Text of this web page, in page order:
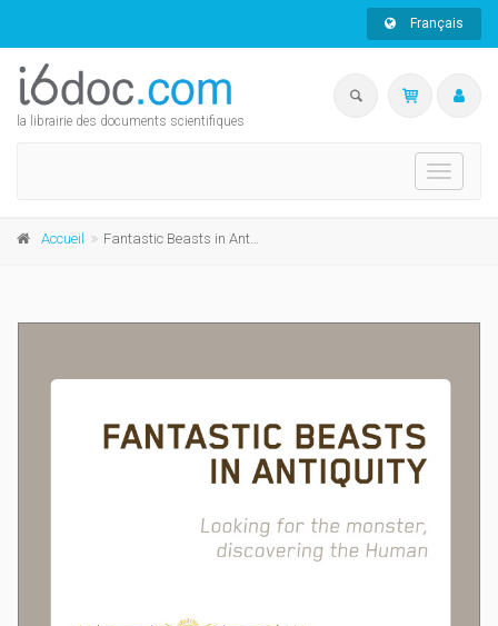
Français
la librairie des documents scientifiques
Toggle
Accueil Fantastic Beasts in Antiquity